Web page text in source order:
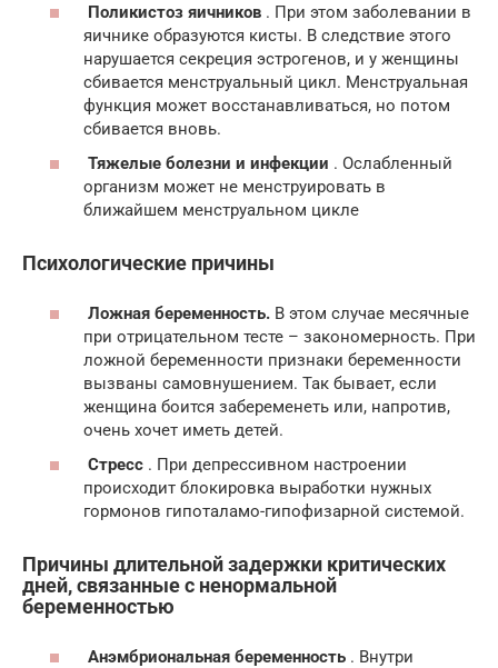
Поликистоз яичников . При этом заболевании в
яичнике образуются кисты. В следствие этого
нарушается секреция эстрогенов, и у женщины
сбивается менструальный цикл. Менструальная
функция может восстанавливаться, но потом
сбивается вновь.
Тяжелые болезни и инфекции . Ослабленный
организм может не менструировать в
ближайшем менструальном цикле
Психологические причины
Ложная беременность. В этом случае месячные
при отрицательном тесте – закономерность. При
ложной беременности признаки беременности
вызваны самовнушением. Так бывает, если
женщина боится забеременеть или, напротив,
очень хочет иметь детей.
Стресс . При депрессивном настроении
происходит блокировка выработки нужных
гормонов гипоталамо-гипофизарной системой.
Причины длительной задержки критических
дней, связанные с ненормальной
беременностью
Анэмбриональная беременность . Внутри